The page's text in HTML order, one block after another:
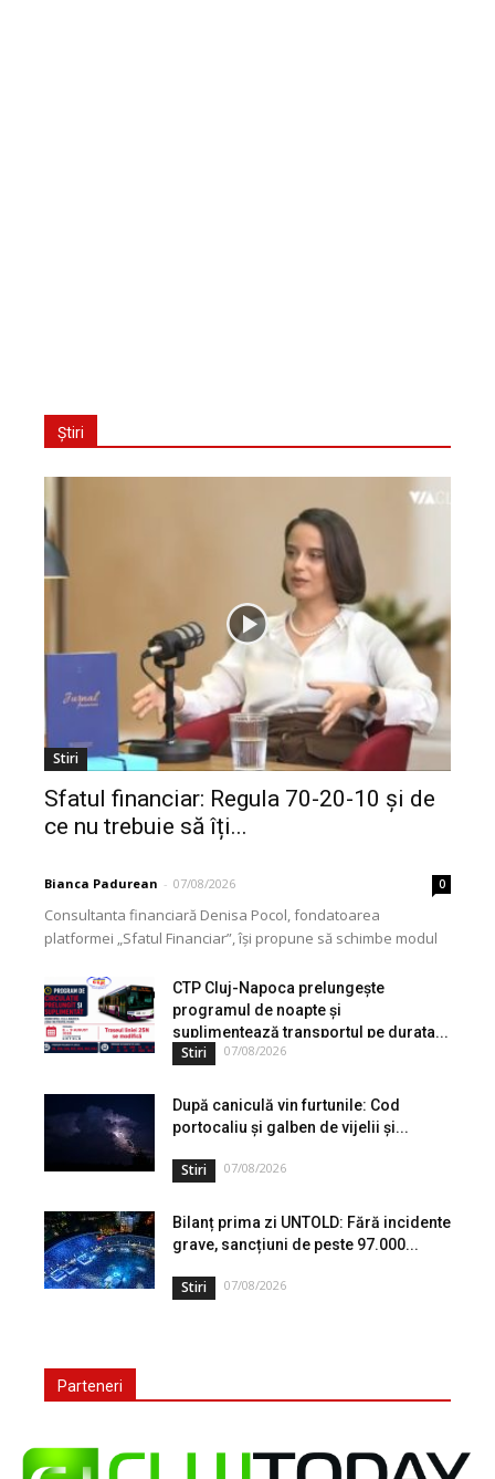
Știri
Stiri
Sfatul financiar: Regula 70-20-10 și de
ce nu trebuie să îți...
Bianca Padurean - 07/08/2026 0
Consultanta financiară Denisa Pocol, fondatoarea
platformei „Sfatul Financiar”, își propune să schimbe modul
de peste...
CTP Cluj-Napoca prelungește
programul de noapte și
suplimentează transportul pe durata...
Stiri 07/08/2026
După caniculă vin furtunile: Cod
portocaliu și galben de vijelii și...
Stiri 07/08/2026
Bilanț prima zi UNTOLD: Fără incidente
grave, sancțiuni de peste 97.000...
Stiri 07/08/2026
Parteneri